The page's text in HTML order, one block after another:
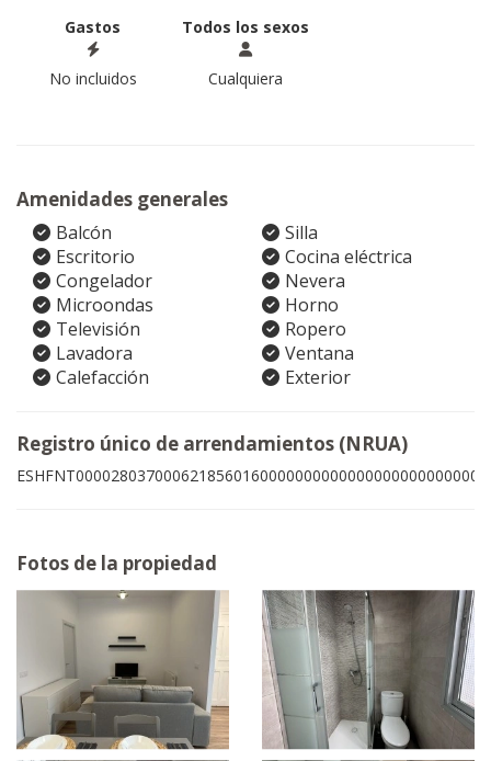
Gastos
No incluidos
Todos los sexos
Cualquiera
Amenidades generales
Balcón
Silla
Escritorio
Cocina eléctrica
Congelador
Nevera
Microondas
Horno
Televisión
Ropero
Lavadora
Ventana
Calefacción
Exterior
Registro único de arrendamientos (NRUA)
ESHFNT00002803700062185601600000000000000000000000007
Fotos de la propiedad